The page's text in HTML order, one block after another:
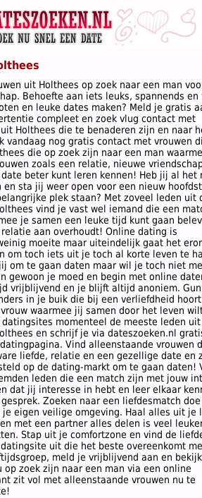
uit Holthees op zoek naar een man
Behoefte aan iets leuks, spannends
en leuke dates maken? Meld je gratis
compleet en zoek vlug contact met
Holthees die te benaderen zijn en naar
vandaag nog gratis contact met vrouwen
die op zoek zijn naar een man
zoals een relatie, nieuwe
beter kunt leren kennen! Heb jij al het
sta jij weer open voor een nieuw
plek staan? Met zoveel leden uit
vind je vast wel iemand die een
je samen een leuke tijd kunt gaan
aan overhoudt! Online dating is
moeite maar uiteindelijk gaat het
om toch iets uit je toch al korte leven te
om te gaan daten maar wil je toch niet
gewoon je moed en begin met online
vrijblijvend en je blijft altijd anoniem.
in je buik die bij een verliefdheid
waarmee jij samen door het leven
momenteel de meeste leden
en schrijf je via dateszoeken.nl
Vind alleenstaande vrouwen
liefde, relatie en een gezellige date en
op de dating-markt om te gaan daten!
leden die een match zijn met jouw
dat jij interesse in hebt en leer elkaar
Zoeken naar een liefdesmatch
eigen veilige omgeving. Haal alles uit je
met een partner alles delen is veel
Stap uit je comfortzone en vind de
uit die het beste overeenkomt
meld je vrijblijvend aan en
op zoek zijn naar een man via een online
zit vol met alleenstaande vrouwen nu te